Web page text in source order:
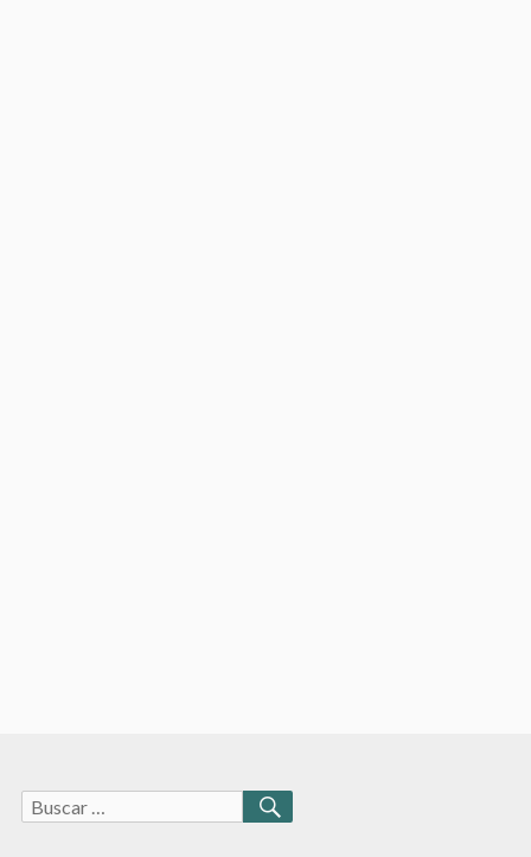
Buscar:
BUSCAR